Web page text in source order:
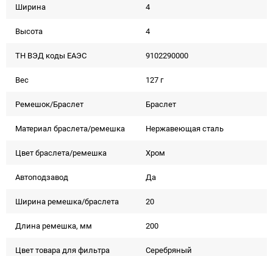
Ширина 4
Высота 4
ТН ВЭД коды ЕАЭС 9102290000
Вес 127 г
Ремешок/Браслет Браслет
Материал браслета/ремешка Нержавеющая сталь
Цвет браслета/ремешка Хром
Автоподзавод Да
Ширина ремешка/браслета 20
Длина ремешка, мм 200
Цвет товара для фильтра Серебряный